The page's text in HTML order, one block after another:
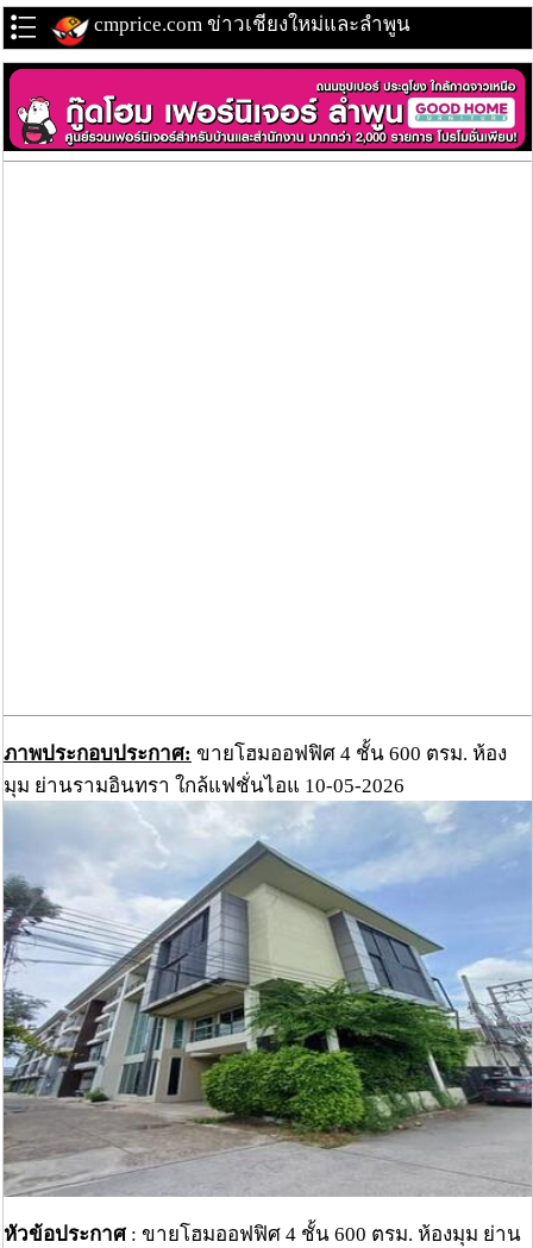
cmprice.com ข่าวเชียงใหม่และลำพูน
ภาพประกอบประกาศ: ขายโฮมออฟฟิศ 4 ชั้น 600 ตรม. ห้อง
มุม ย่านรามอินทรา ใกล้แฟชั่นไอแ 10-05-2026
หัวข้อประกาศ: ขายโฮมออฟฟิศ 4 ชั้น 600 ตรม. ห้องมุม ย่าน